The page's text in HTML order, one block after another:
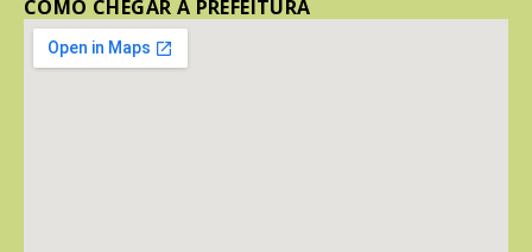
COMO CHEGAR À PREFEITURA